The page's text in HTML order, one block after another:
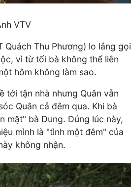
VTV
Quách Thu Phương) lo lắng gọi
vì từ tối bà không thể liên
hôm không làm sao.
tới tận nhà nhưng Quân vẫn
Quân cả đêm qua. Khi bà
mặt" bà Dung. Đúng lúc này,
mình là "tình một đêm" của
không nhận.